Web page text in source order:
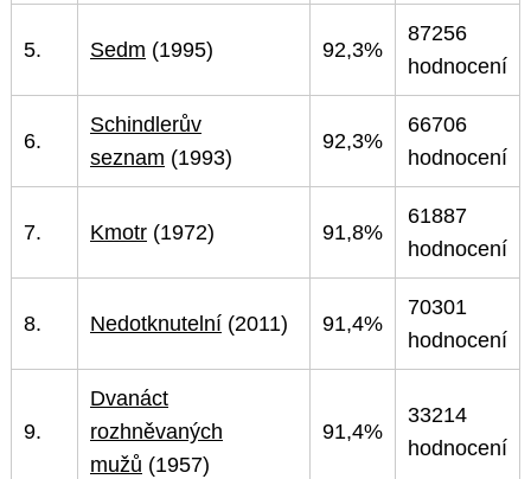
5. Sedm (1995) 92,3%
87256
hodnocení
6.
Schindlerův
seznam (1993)
92,3%
66706
hodnocení
7. Kmotr (1972) 91,8%
61887
hodnocení
8. Nedotknutelní (2011) 91,4%
70301
hodnocení
9.
Dvanáct
rozhněvaných
mužů (1957)
91,4%
33214
hodnocení